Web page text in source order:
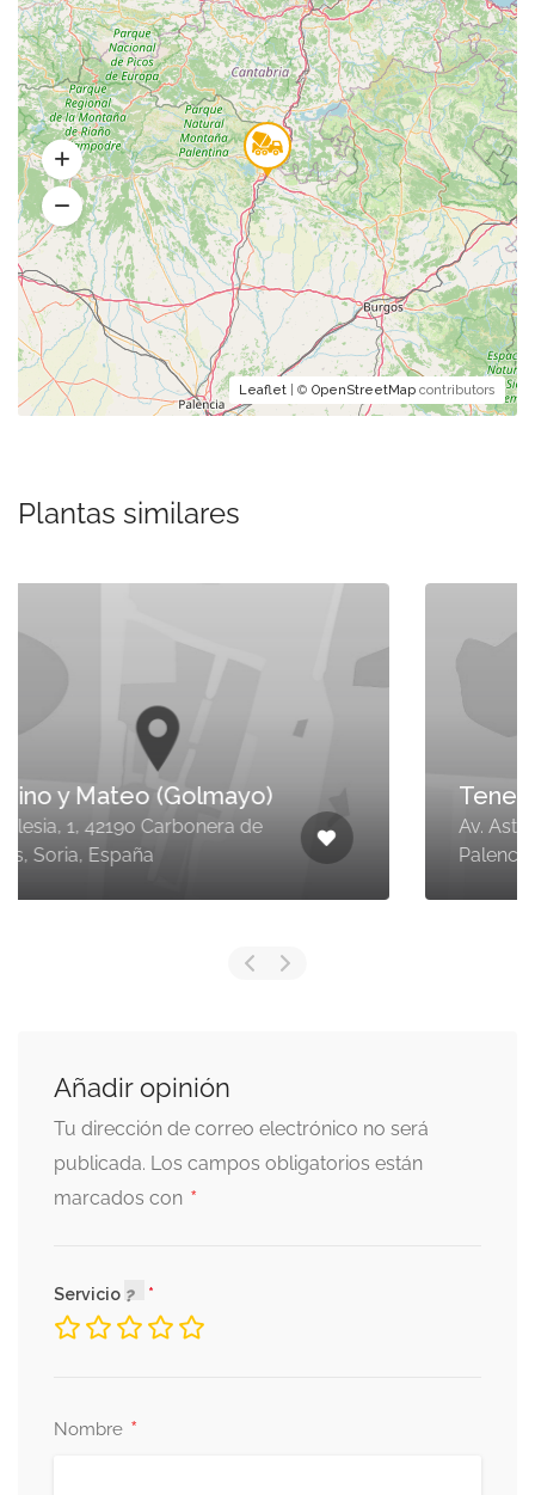
Leaflet | © OpenStreetMap contributors
Plantas similares
Tenesiver, s.l. (Guardo)
Av. Asturias, 120, 34880 Guardo,
Palencia
Añadir opinión
Tu dirección de correo electrónico no será
publicada. Los campos obligatorios están
marcados con *
Servicio
Nombre *